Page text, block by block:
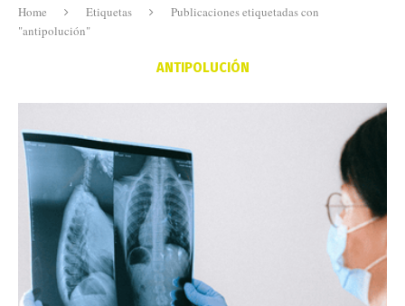
Home Etiquetas
Publicaciones etiquetadas con
"antipolución"
ANTIPOLUCIÓN